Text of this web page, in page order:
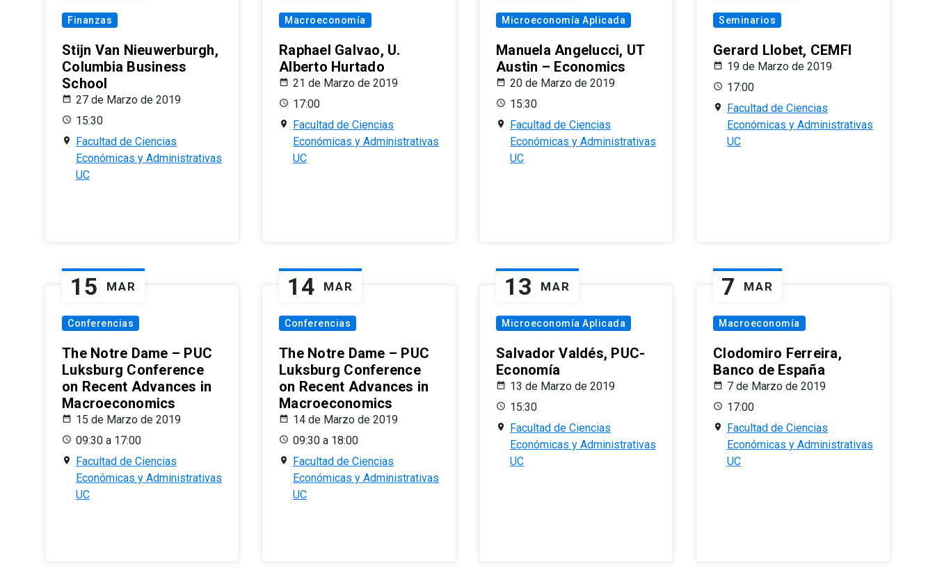
Finanzas
Stijn Van Nieuwerburgh,
Columbia Business
School
27 de Marzo de 2019
15:30
Facultad de Ciencias
Económicas y Administrativas
UC
Macroeconomía
Raphael Galvao, U.
Alberto Hurtado
21 de Marzo de 2019
17:00
Facultad de Ciencias
Económicas y Administrativas
UC
Microeconomía Aplicada
Manuela Angelucci, UT
Austin – Economics
20 de Marzo de 2019
15:30
Facultad de Ciencias
Económicas y Administrativas
UC
Seminarios
Gerard Llobet, CEMFI
19 de Marzo de 2019
17:00
Facultad de Ciencias
Económicas y Administrativas
UC
15 MAR
Conferencias
The Notre Dame – PUC
Luksburg Conference
on Recent Advances in
Macroeconomics
15 de Marzo de 2019
09:30 a 17:00
Facultad de Ciencias
Económicas y Administrativas
UC
14 MAR
Conferencias
The Notre Dame – PUC
Luksburg Conference
on Recent Advances in
Macroeconomics
14 de Marzo de 2019
09:30 a 18:00
Facultad de Ciencias
Económicas y Administrativas
UC
13 MAR
Microeconomía Aplicada
Salvador Valdés, PUC-
Economía
13 de Marzo de 2019
15:30
Facultad de Ciencias
Económicas y Administrativas
UC
7 MAR
Macroeconomía
Clodomiro Ferreira,
Banco de España
7 de Marzo de 2019
17:00
Facultad de Ciencias
Económicas y Administrativas
UC